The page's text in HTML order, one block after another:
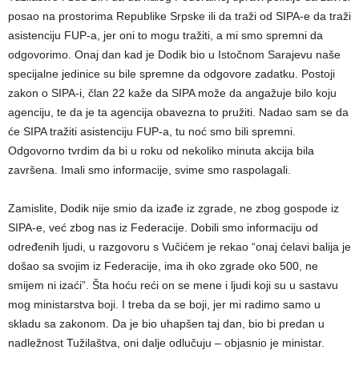
posao na prostorima Republike Srpske ili da traži od SIPA-e da traži
asistenciju FUP-a, jer oni to mogu tražiti, a mi smo spremni da
odgovorimo. Onaj dan kad je Dodik bio u Istočnom Sarajevu naše
specijalne jedinice su bile spremne da odgovore zadatku. Postoji
zakon o SIPA-i, član 22 kaže da SIPA može da angažuje bilo koju
agenciju, te da je ta agencija obavezna to pružiti. Nadao sam se da
će SIPA tražiti asistenciju FUP-a, tu noć smo bili spremni.
Odgovorno tvrdim da bi u roku od nekoliko minuta akcija bila
završena. Imali smo informacije, svime smo raspolagali.
Zamislite, Dodik nije smio da izađe iz zgrade, ne zbog gospode iz
SIPA-e, već zbog nas iz Federacije. Dobili smo informaciju od
određenih ljudi, u razgovoru s Vučićem je rekao “onaj ćelavi balija je
došao sa svojim iz Federacije, ima ih oko zgrade oko 500, ne
smijem ni izaći”. Šta hoću reći on se mene i ljudi koji su u sastavu
mog ministarstva boji. I treba da se boji, jer mi radimo samo u
skladu sa zakonom. Da je bio uhapšen taj dan, bio bi predan u
nadležnost Tužilaštva, oni dalje odlučuju – objasnio je ministar.